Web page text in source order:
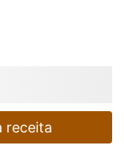
receita